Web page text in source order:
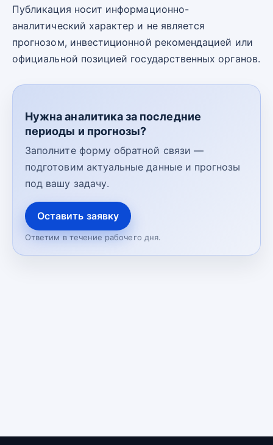
Публикация носит информационно-
аналитический характер и не является
прогнозом, инвестиционной рекомендацией или
официальной позицией государственных органов.
Нужна аналитика за последние
периоды и прогнозы?
Заполните форму обратной связи —
подготовим актуальные данные и прогнозы
под вашу задачу.
Оставить заявку
Ответим в течение рабочего дня.